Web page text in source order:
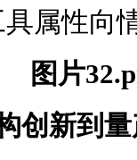
属性向
创新到